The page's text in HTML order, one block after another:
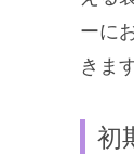
ーに
きま
初